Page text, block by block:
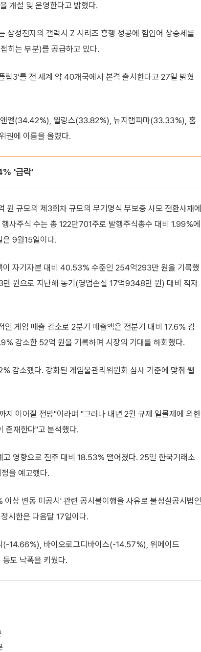
개설 및 운영한다고 밝혔다.
성전자의 갤럭시 Z 시리즈 흥행 성공에 힘입어 상승세를
히는 부분)를 공급하고 있다.
립3’를 전 세계 약 40개국에서 본격 출시한다고 27일 밝혔
엘(34.42%), 윌링스(33.82%), 뉴지랩파마(33.33%), 홈
권에 이름을 올렸다.
'급락'
규모의 제3회차 규모의 무기명식 무보증 사모 전환사채에
사주식 수는 총 122만701주로 발행주식총수 대비 1.99%에
은 9월15일이다.
이 자기자본 대비 40.53% 수준인 254억293만 원을 기록했
원으로 지난해 동기(영업손실 17억9348만 원) 대비 적자
게임 매출 감소로 2분기 매출액은 전분기 대비 17.6% 감
감소한 52억 원을 기록하며 시장의 기대를 하회했다.
감소했다. 강화된 게임물관리위원회 심사 기준에 맞춰 웹
이어질 전망"이라며 "그러나 내년 2월 규제 일몰제에 의한
존재한다"고 분석했다.
영향으로 전주 대비 18.53% 떨어졌다. 25일 한국거래소
을 예고했다.
상 변동 미공시' 관련 공시불이행을 사유로 불성실공시법인
시한은 다음달 17일이다.
14.66%), 바이오로그디바이스(-14.57%), 위메이드
도 낙폭을 키웠다.